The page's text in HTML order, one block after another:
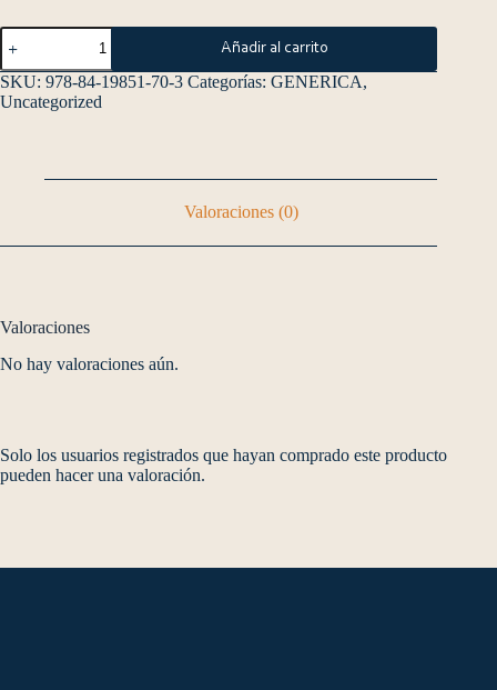
Añadir al carrito
SKU: 978-84-19851-70-3 Categorías: GENERICA,
Uncategorized
Valoraciones (0)
Valoraciones
No hay valoraciones aún.
Solo los usuarios registrados que hayan comprado este producto
pueden hacer una valoración.